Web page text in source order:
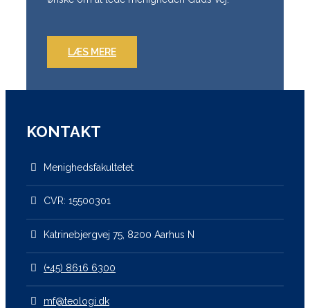
LÆS MERE
KONTAKT
Menighedsfakultetet
CVR: 15500301
Katrinebjergvej 75, 8200 Aarhus N
(+45) 8616 6300
mf@teologi.dk